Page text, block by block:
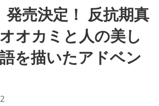
発売決定！ 反抗期真
オカミと人の美し
を描いたアドベン